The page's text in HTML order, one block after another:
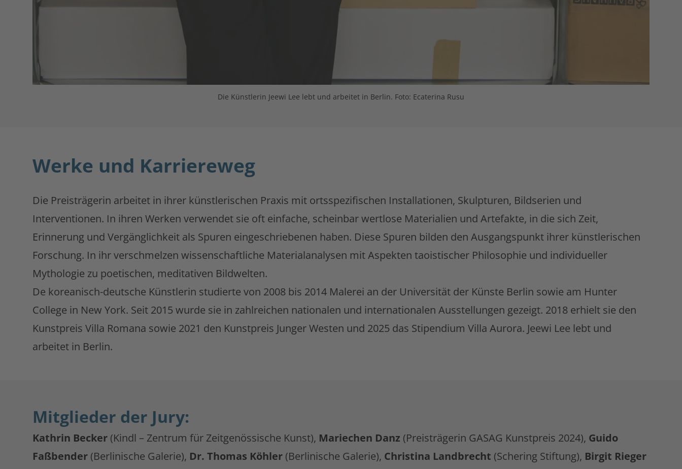
Die Künstlerin Jeewi Lee lebt und arbeitet in Berlin. Foto: Ecaterina Rusu
Werke und Karriereweg
Die Preisträgerin arbeitet in ihrer künstlerischen Praxis mit ortsspezifischen Installationen, Skulpturen, Bildserien und
Interventionen. In ihren Werken verwendet sie oft einfache, scheinbar wertlose Materialien und Artefakte, in die sich Zeit,
Erinnerung und Vergänglichkeit als Spuren eingeschriebenen haben. Diese Spuren bilden den Ausgangspunkt ihrer künstlerischen
Forschung. In ihr verschmelzen wissenschaftliche Materialanalysen mit Aspekten taoistischer Philosophie und individueller
Mythologie zu poetischen, meditativen Bildwelten.
De koreanisch-deutsche Künstlerin studierte von 2008 bis 2014 Malerei an der Universität der Künste Berlin sowie am Hunter
College in New York. Seit 2015 wurde sie in zahlreichen nationalen und internationalen Ausstellungen gezeigt. 2018 erhielt sie den
Kunstpreis Villa Romana sowie 2021 den Kunstpreis Junger Westen und 2025 das Stipendium Villa Aurora. Jeewi Lee lebt und
arbeitet in Berlin.
Mitglieder der Jury:
Kathrin Becker (Kindl – Zentrum für Zeitgenössische Kunst), Mariechen Danz (Preisträgerin GASAG Kunstpreis 2024), Guido
Faßbender (Berlinische Galerie), Dr. Thomas Köhler (Berlinische Galerie), Christina Landbrecht (Schering Stiftung), Birgit Rieger